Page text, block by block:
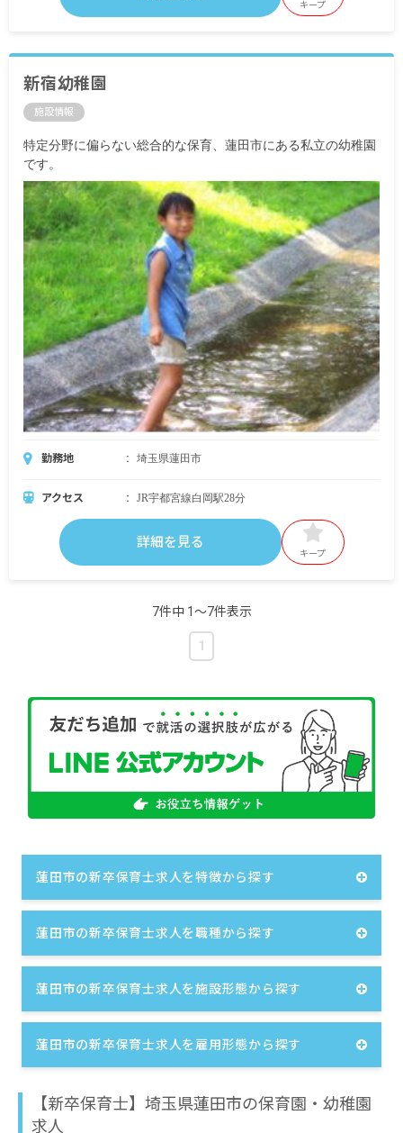
キープ
新宿幼稚園
施設情報
特定分野に偏らない総合的な保育、蓮田市にある私立の幼稚園
です。
勤務地 埼玉県蓮田市
アクセス JR宇都宮線白岡駅28分
詳細を見る
キープ
7件中 1〜7件表示
1
蓮田市の新卒保育士求人を特徴から探す
蓮田市の新卒保育士求人を職種から探す
蓮田市の新卒保育士求人を施設形態から探す
蓮田市の新卒保育士求人を雇用形態から探す
【新卒保育士】埼玉県蓮田市の保育園・幼稚園
求人